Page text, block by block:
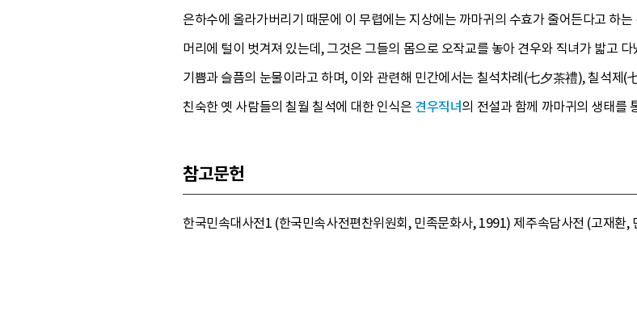
은하수에 올라가버리기 때문에 이 무렵에는 지상에는 까마귀의 수효가 줄어든다고 하
머리에 털이 벗겨져 있는데, 그것은 그들의 몸으로 오작교를 놓아 견우와 직녀가 밟고
기쁨과 슬픔의 눈물이라고 하며, 이와 관련해 민간에서는 칠석차례(七夕茶禮), 칠석제
친숙한 옛 사람들의 칠월 칠석에 대한 인식은 견우직녀의 전설과 함께 까마귀의 생태를
참고문헌
한국민속대사전1 (한국민속사전편찬위원회, 민족문화사, 1991) 제주속담사전 (고재환,